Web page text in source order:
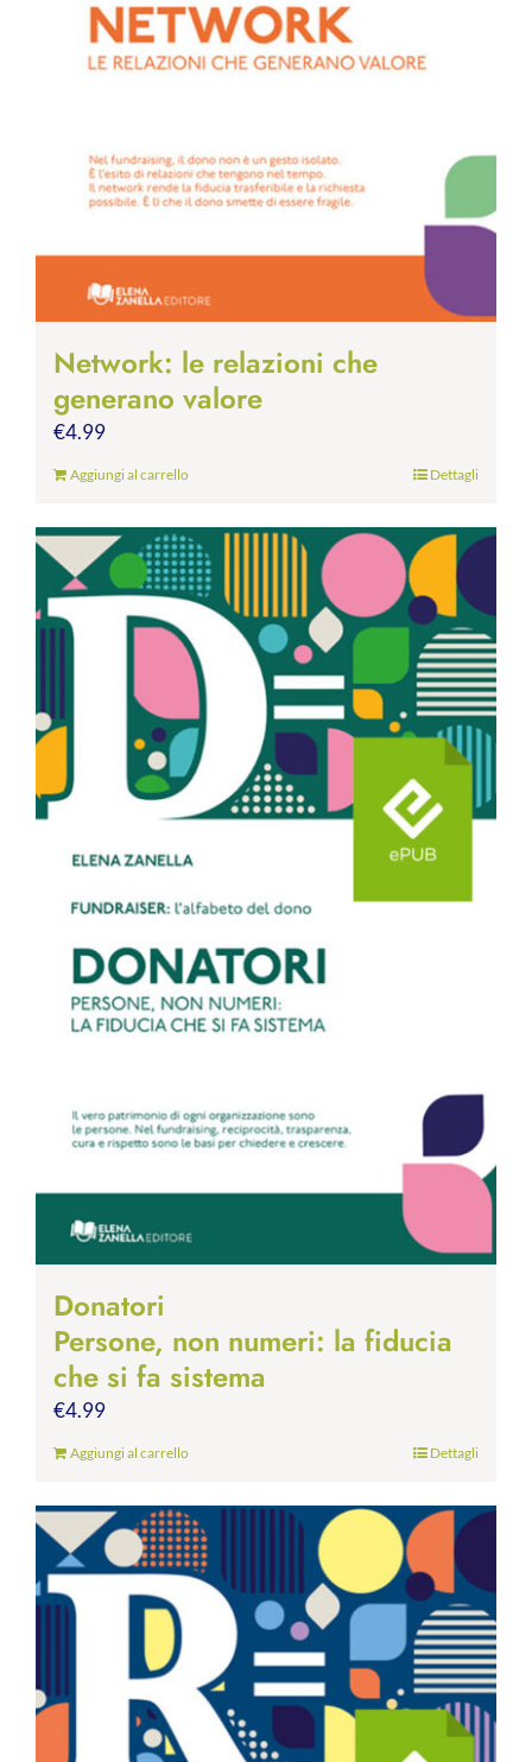
Network: le relazioni che
generano valore
€4.99
Aggiungi al carrello Dettagli
Donatori
Persone, non numeri: la fiducia
che si fa sistema
€4.99
Aggiungi al carrello Dettagli